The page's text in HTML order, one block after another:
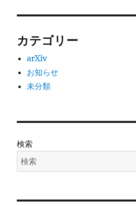
カテゴリー
arXiv
お知らせ
未分類
検索